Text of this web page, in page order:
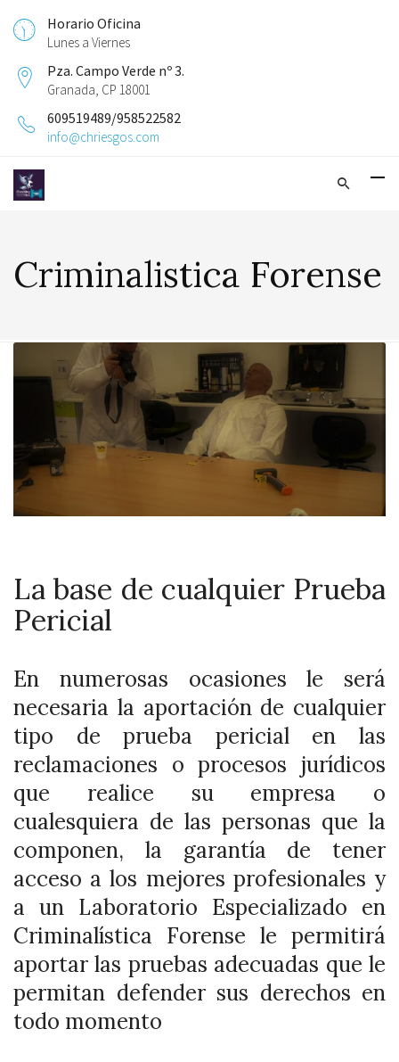
Horario Oficina
Lunes a Viernes
Pza. Campo Verde nº 3.
Granada, CP 18001
609519489/958522582
info@chriesgos.com
Criminalistica Forense
La base de cualquier Prueba
Pericial
En numerosas ocasiones le será
necesaria la aportación de cualquier
tipo de prueba pericial en las
reclamaciones o procesos jurídicos
que realice su empresa o
cualesquiera de las personas que la
componen, la garantía de tener
acceso a los mejores profesionales y
a un Laboratorio Especializado en
Criminalística Forense le permitirá
aportar las pruebas adecuadas que le
permitan defender sus derechos en
todo momento